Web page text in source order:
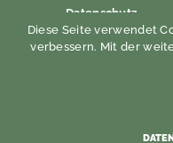
Datenschutz
Webdesign &
Diese Seite verwendet
verbessern. Mit der